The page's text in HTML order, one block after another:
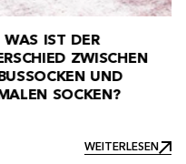
FAQ: SIND
AUS BAMBUS GUT FÜR
GESUNDHEIT?
WEITERLESEN